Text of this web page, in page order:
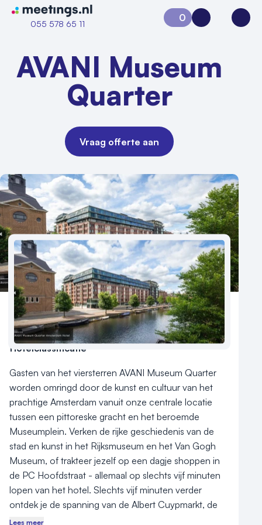
Naar home van Meetings
055 578 65 11
Vraag locatie aan
Locatiegids
Meld locatie aan
Nieuws
Reviews (5⭐️)
Contact
0
Aanvraag 0Inloggen
AVANI Museum
Quarter
Vraag offerte aan
Aantal hotelkamers
163
Hotelclassificatie
Gasten van het viersterren AVANI Museum Quarter
worden omringd door de kunst en cultuur van het
prachtige Amsterdam vanuit onze centrale locatie
tussen een pittoreske gracht en het beroemde
Museumplein. Verken de rijke geschiedenis van de
stad en kunst in het Rijksmuseum en het Van Gogh
Museum, of trakteer jezelf op een dagje shoppen in
de PC Hoofdstraat - allemaal op slechts vijf minuten
lopen van het hotel. Slechts vijf minuten verder
ontdek je de spanning van de Albert Cuypmarkt, de
Heineken Brouwerij, het Leidseplein en de
Lees meer